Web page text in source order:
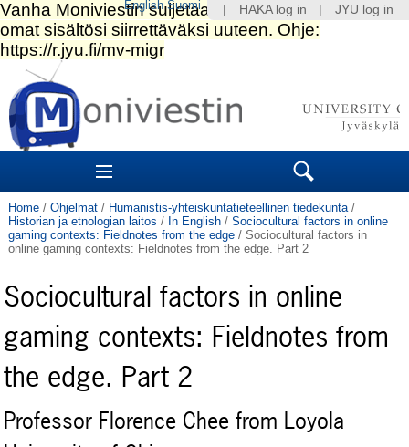
Skip
content.
|
Skip
to
Sections Search
Home / Ohjelmat / Humanistis-yhteiskuntatieteellinen tiedekunta /
Historian ja etnologian laitos / In English / Sociocultural factors in online
gaming contexts: Fieldnotes from the edge / Sociocultural factors in
online gaming contexts: Fieldnotes from the edge. Part 2
Sociocultural factors in online
gaming contexts: Fieldnotes from
the edge. Part 2
Professor Florence Chee from Loyola
HAKA log in JYU log in
English Suomi